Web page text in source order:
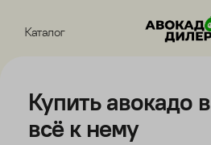
Каталог
Купить авокадо
всё к нему